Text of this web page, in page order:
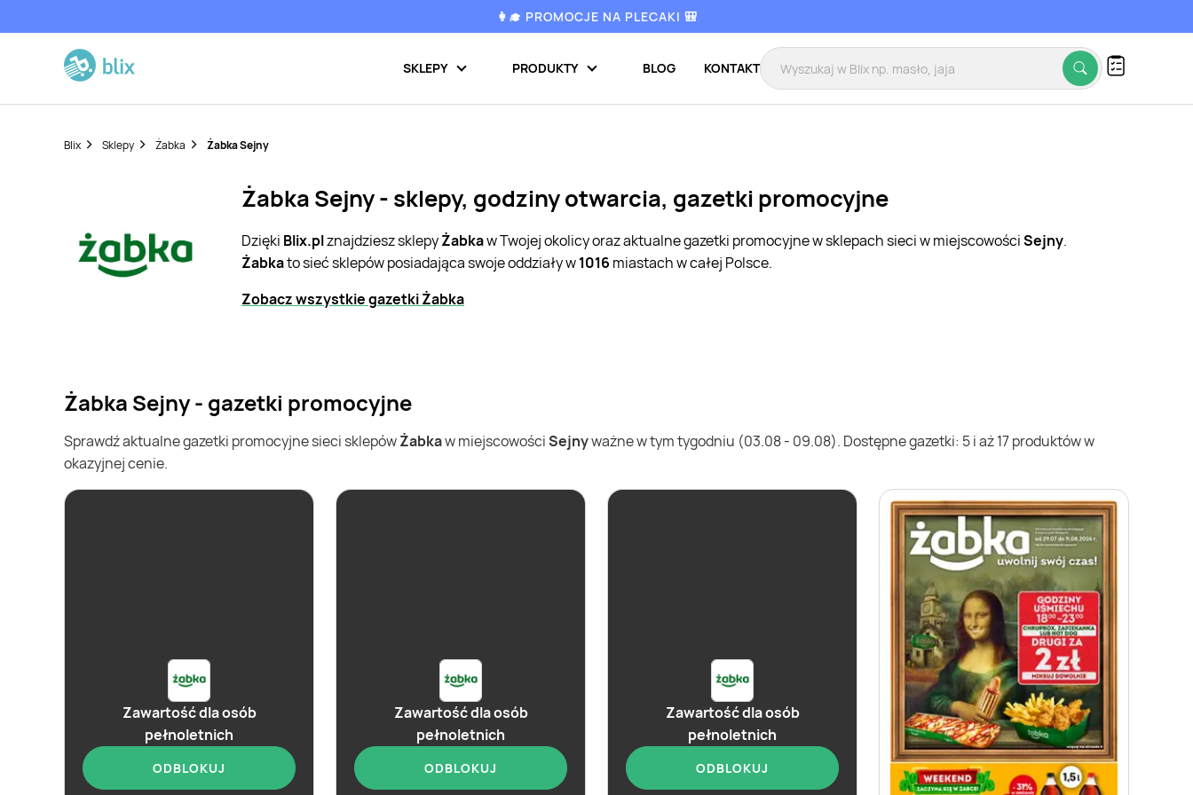
👩‍🎓 PROMOCJE NA PLECAKI 🎒
SKLEPY PRODUKTY BLOG KONTAKT
Blix Sklepy Żabka Żabka Sejny
Żabka Sejny - sklepy, godziny otwarcia, gazetki promocyjne
Dzięki Blix.plznajdziesz sklepyŻabkaw Twojej okolicy oraz aktualne gazetki promocyjne w sklepach sieci w miejscowościSejny.
Żabkato sieć sklepów posiadająca swoje oddziały w1016 miastach w całej Polsce.
Zobacz wszystkie gazetki Żabka
Żabka Sejny - gazetki promocyjne
Sprawdź aktualne gazetki promocyjne sieci sklepówŻabkaw miejscowościSejnyważne w tym tygodniu (03.08 - 09.08). Dostępne gazetki: 5 i aż 17 produktów w
okazyjnej cenie.
Zawartość dla osób
pełnoletnich
ODBLOKUJ
Zawartość dla osób
pełnoletnich
ODBLOKUJ
Zawartość dla osób
pełnoletnich
ODBLOKUJ